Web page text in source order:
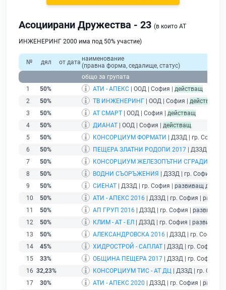
Асоциирани Дружества - 23 (в които АТ
ИНЖЕНЕРИНГ 2000 има под 50% участие)
№ дял от дата наименование
(правна форма, седалище, статус)
общо за групата
1
50% АТИ - АПЕКС | ООД | София | действащ
2
50% ТВ ИНЖЕНЕРИНГ | ООД | София | действащ
3
50% АТ СМАРТ | ООД | София | действащ
4
50% ДИАНАТ | ООД | София | действащ
5
50% КОНСОРЦИУМ ФОРМАТИ | ДЗЗД | гр. София |
6
50% ПЕЩЕРА ЗЛАТНИ РОДОПИ 2017 | ДЗЗД | гр.
7
50% КОНСОРЦИУМ ЖЕЛЕЗОПЪТНИ СГРАДИ
8
50% ВОДНИ СЪОРЪЖЕНИЯ | ДЗЗД | гр. София |
9
50% СИЕНАТ | ДЗЗД | гр. София | развиващ
10
50% АТИ - АПЕКС 2016 | ДЗЗД | гр. София |
11
50% АП ГРУП 2016 | ДЗЗД | гр. София | развиващ
12
50% КЛИМ - АТ - ЕЛ | ДЗЗД | гр. София | развиващ
13
50% АЛЕКСАНДРОВСКА 2016 | ДЗЗД | гр. София |
14
45% ХИДРОСТРОЙ - САПЛАТ | ДЗЗД | гр. София |
15
33% ОБЩИНА ПЕЩЕРА 2017 | ДЗЗД | гр. София |
16 32,23% КОНСОРЦИУМ ТИС - АТ ДЦ | ДЗЗД | гр.
17
30% АТИ - АПЕКС 2020 | ДЗЗД | гр. София |